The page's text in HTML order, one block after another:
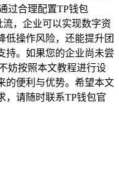
过合理配置TP钱包
，企业可以实现数字资
低操作风险，还能提升团
持。如果您的企业尚未尝
妨按照本文教程进行设
的便利与优势。希望本文
，请随时联系TP钱包官